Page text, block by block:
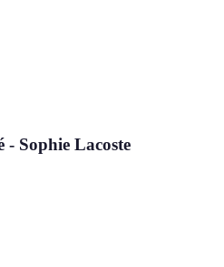
- Sophie Lacoste